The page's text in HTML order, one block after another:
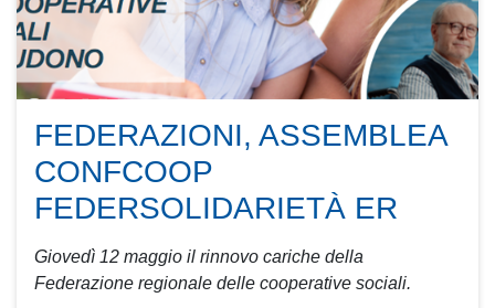
FEDERAZIONI, ASSEMBLEA
CONFCOOP
FEDERSOLIDARIETÀ ER
Giovedì 12 maggio il rinnovo cariche della
Federazione regionale delle cooperative sociali.